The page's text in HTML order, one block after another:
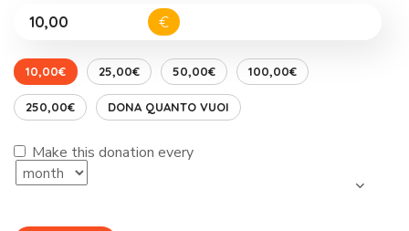
€
10,00€ 25,00€ 50,00€ 100,00€
250,00€ DONA QUANTO VUOI
Make this donation every